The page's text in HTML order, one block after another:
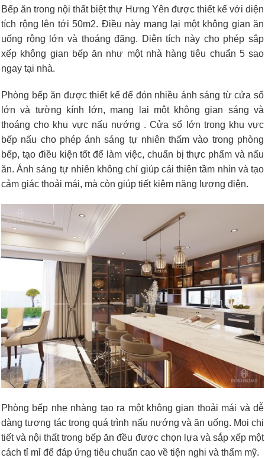
Bếp ăn trong nội thất biệt thự Hưng Yên được thiết kế với diện
tích rộng lên tới 50m2. Điều này mang lại một không gian ăn
uống rộng lớn và thoáng đãng. Diện tích này cho phép sắp
xếp không gian bếp ăn như một nhà hàng tiêu chuẩn 5 sao
ngay tại nhà.
Phòng bếp ăn được thiết kế để đón nhiều ánh sáng từ cửa sổ
lớn và tường kính lớn, mang lại một không gian sáng và
thoáng cho khu vực nấu nướng . Cửa sổ lớn trong khu vực
bếp nấu cho phép ánh sáng tự nhiên thấm vào trong phòng
bếp, tạo điều kiện tốt để làm việc, chuẩn bị thực phẩm và nấu
ăn. Ánh sáng tự nhiên không chỉ giúp cải thiện tầm nhìn và tạo
cảm giác thoải mái, mà còn giúp tiết kiệm năng lượng điện.
Phòng bếp nhẹ nhàng tạo ra một không gian thoải mái và dễ
dàng tương tác trong quá trình nấu nướng và ăn uống. Mọi chi
tiết và nội thất trong bếp ăn đều được chọn lựa và sắp xếp một
cách tỉ mỉ để đáp ứng tiêu chuẩn cao về tiện nghi và thẩm mỹ.